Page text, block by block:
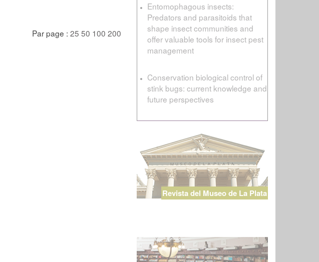
Par page : 25 50 100 200
Entomophagous insects:
Predators and parasitoids that
shape insect communities and
offer valuable tools for insect pest
management
Conservation biological control of
stink bugs: current knowledge and
future perspectives
Revista del Museo de La Plata